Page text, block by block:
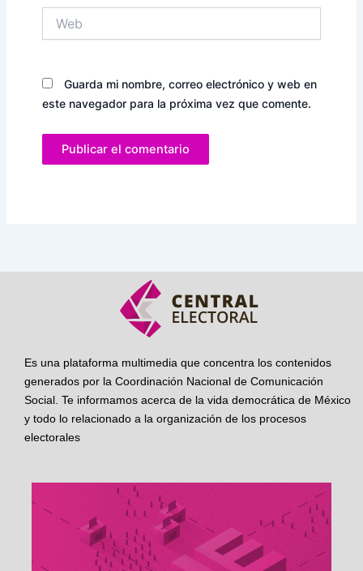
Guarda mi nombre, correo electrónico y web en
este navegador para la próxima vez que comente.
Es una plataforma multimedia que concentra los contenidos
generados por la Coordinación Nacional de Comunicación
Social. Te informamos acerca de la vida democrática de México
y todo lo relacionado a la organización de los procesos
electorales